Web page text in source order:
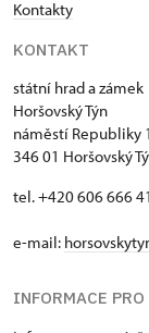
Kontakty
KONTAKT
státní hrad a zámek
Horšovský Týn
náměstí Republiky 1
346 01 Horšovský
tel. +420 606 666
e-mail:
INFORMACE